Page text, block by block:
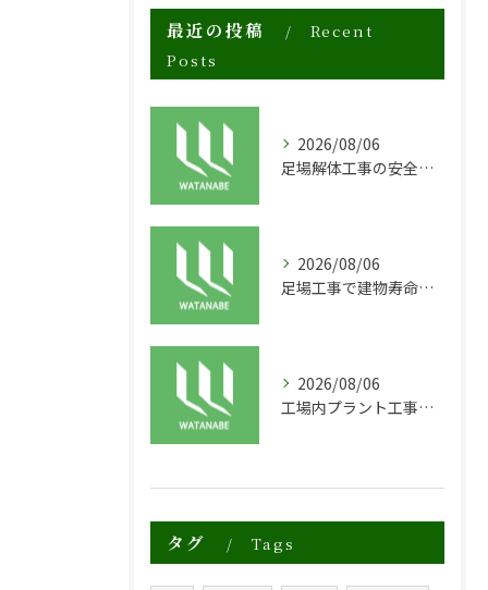
最近の投稿
Recent
Posts
2026/08/06
足場解体工事の安全性と効率化のポイント
2026/08/06
足場工事で建物寿命を守る外装塗装の重要性
2026/08/06
工場内プラント工事に適した足場の安全対策と実践例
タグ Tags